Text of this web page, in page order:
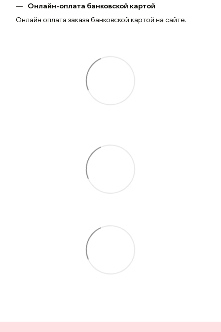
Онлайн-оплата банковской картой
Онлайн оплата заказа банковской картой на сайте.